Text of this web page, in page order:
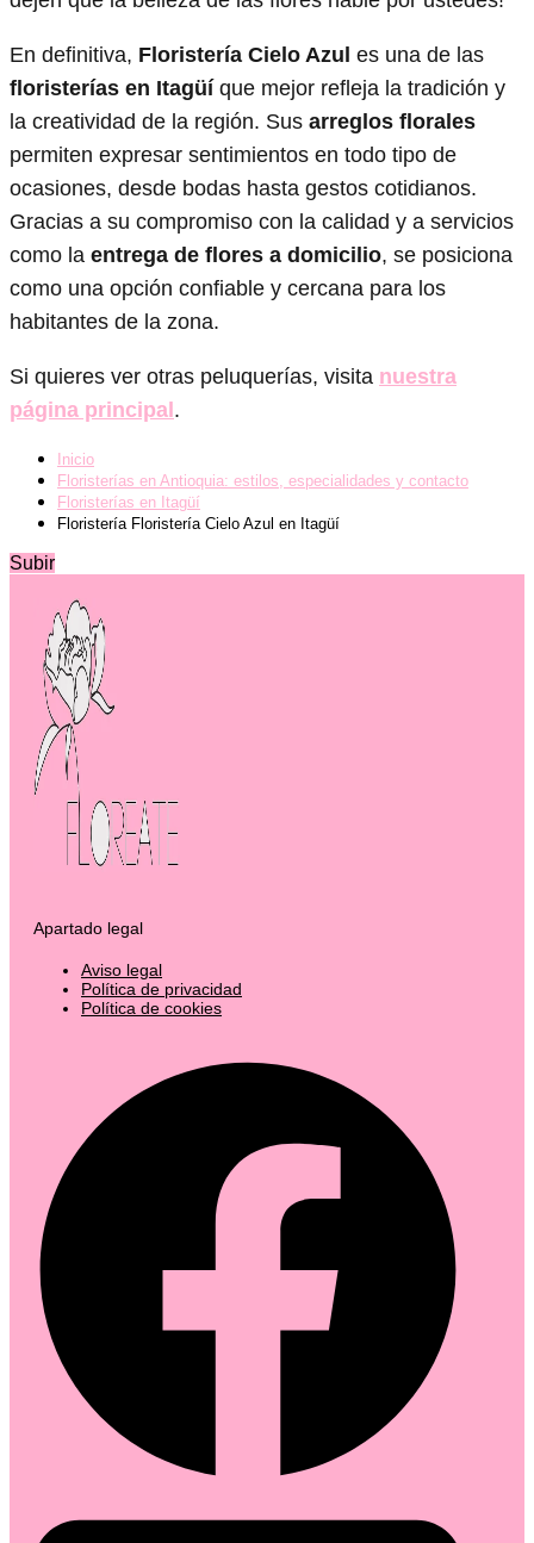
En definitiva, Floristería Cielo Azul es una de las
floristerías en Itagüíque mejor refleja la tradición y
la creatividad de la región. Sus arreglos florales
permiten expresar sentimientos en todo tipo de
ocasiones, desde bodas hasta gestos cotidianos.
Gracias a su compromiso con la calidad y a servicios
como la entrega de flores a domicilio, se posiciona
como una opción confiable y cercana para los
habitantes de la zona.
Si quieres ver otras peluquerías, visita nuestra
página principal.
Inicio
Floristerías en Antioquia: estilos, especialidades y contacto
Floristerías en Itagüí
Floristería Floristería Cielo Azul en Itagüí
Subir
Apartado legal
Aviso legal
Política de privacidad
Política de cookies